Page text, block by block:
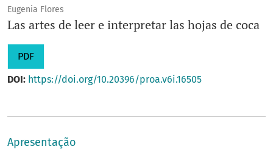
Eugenia Flores
Las artes de leer e interpretar las hojas de coca
PDF
DOI: https://doi.org/10.20396/proa.v6i.16505
Apresentação